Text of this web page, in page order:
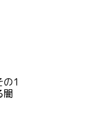
1
闇